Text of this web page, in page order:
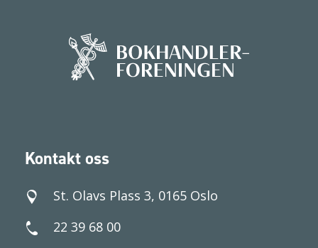
Kontakt oss
St. Olavs Plass 3, 0165 Oslo
22 39 68 00